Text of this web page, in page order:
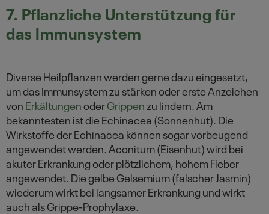
7. Pflanzliche Unterstützung für
das Immunsystem
Diverse Heilpflanzen werden gerne dazu eingesetzt,
um das Immunsystem zu stärken oder erste Anzeichen
vonErkältungenoderGrippenzu lindern. Am
bekanntesten ist die Echinacea (Sonnenhut). Die
Wirkstoffe der Echinacea können sogar vorbeugend
angewendet werden. Aconitum (Eisenhut) wird bei
akuter Erkrankung oder plötzlichem, hohem Fieber
angewendet. Die gelbe Gelsemium (falscher Jasmin)
wiederum wirkt bei langsamer Erkrankung und wirkt
auch als Grippe-Prophylaxe.